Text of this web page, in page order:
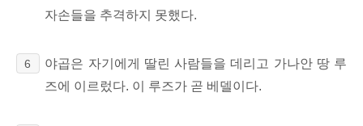
자손들을 추격하지 못했다.
6
야곱은 자기에게 딸린 사람들을 데리고 가나안 땅 루
즈에 이르렀다. 이 루즈가 곧 베델이다.